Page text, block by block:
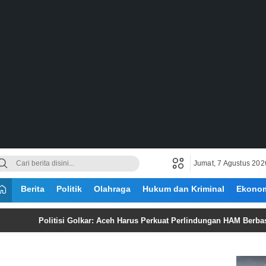
Jumat, 7 Agustus
Berita Politik Olahraga Hukum dan Kriminal
Politisi Golkar: Aceh Harus Perkuat Perlindungan HAM Berbasis Nilai